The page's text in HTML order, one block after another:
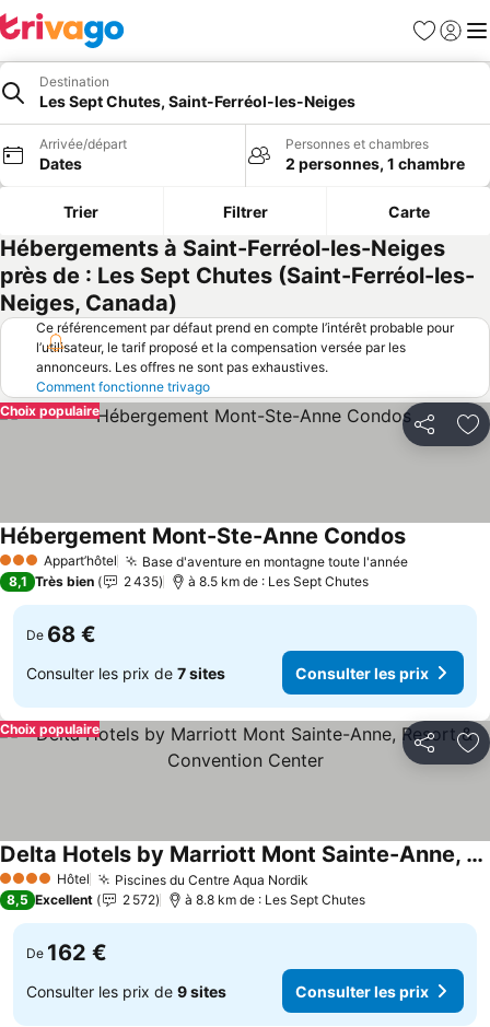
Favoris
Se
Destination
Les Sept Chutes, Saint-Ferréol-les-Neiges
Arrivée/départ
Dates
Personnes et chambres
2 personnes, 1 chambre
Trier Filtrer Carte
Hébergements à Saint-Ferréol-les-Neiges
près de : Les Sept Chutes (Saint-Ferréol-les-
Neiges, Canada)
Ce référencement par défaut prend en compte l’intérêt probable pour
l’utilisateur, le tarif proposé et la compensation versée par les
annonceurs. Les offres ne sont pas exhaustives.
Comment fonctionne trivago
Partager
Choix populaire
3 ÉtoilesAppart’hôtel Base d'aventure en montagne toute l'année
Hébergement Mont-Ste-Anne Condos
8,1 Très bien 2 435 à 8.5 km de : Les Sept Chutes
De 68 €
Consulter les prix de 7 sites Consulter les prix
Partager
Choix populaire
4 Étoiles Hôtel Piscines du Centre Aqua Nordik
Delta Hotels by Marriott Mont Sainte-Anne, Resort & Convention Center
8,5 Excellent 2 572 à 8.8 km de : Les Sept Chutes
De 162 €
Consulter les prix de 9 sites Consulter les prix